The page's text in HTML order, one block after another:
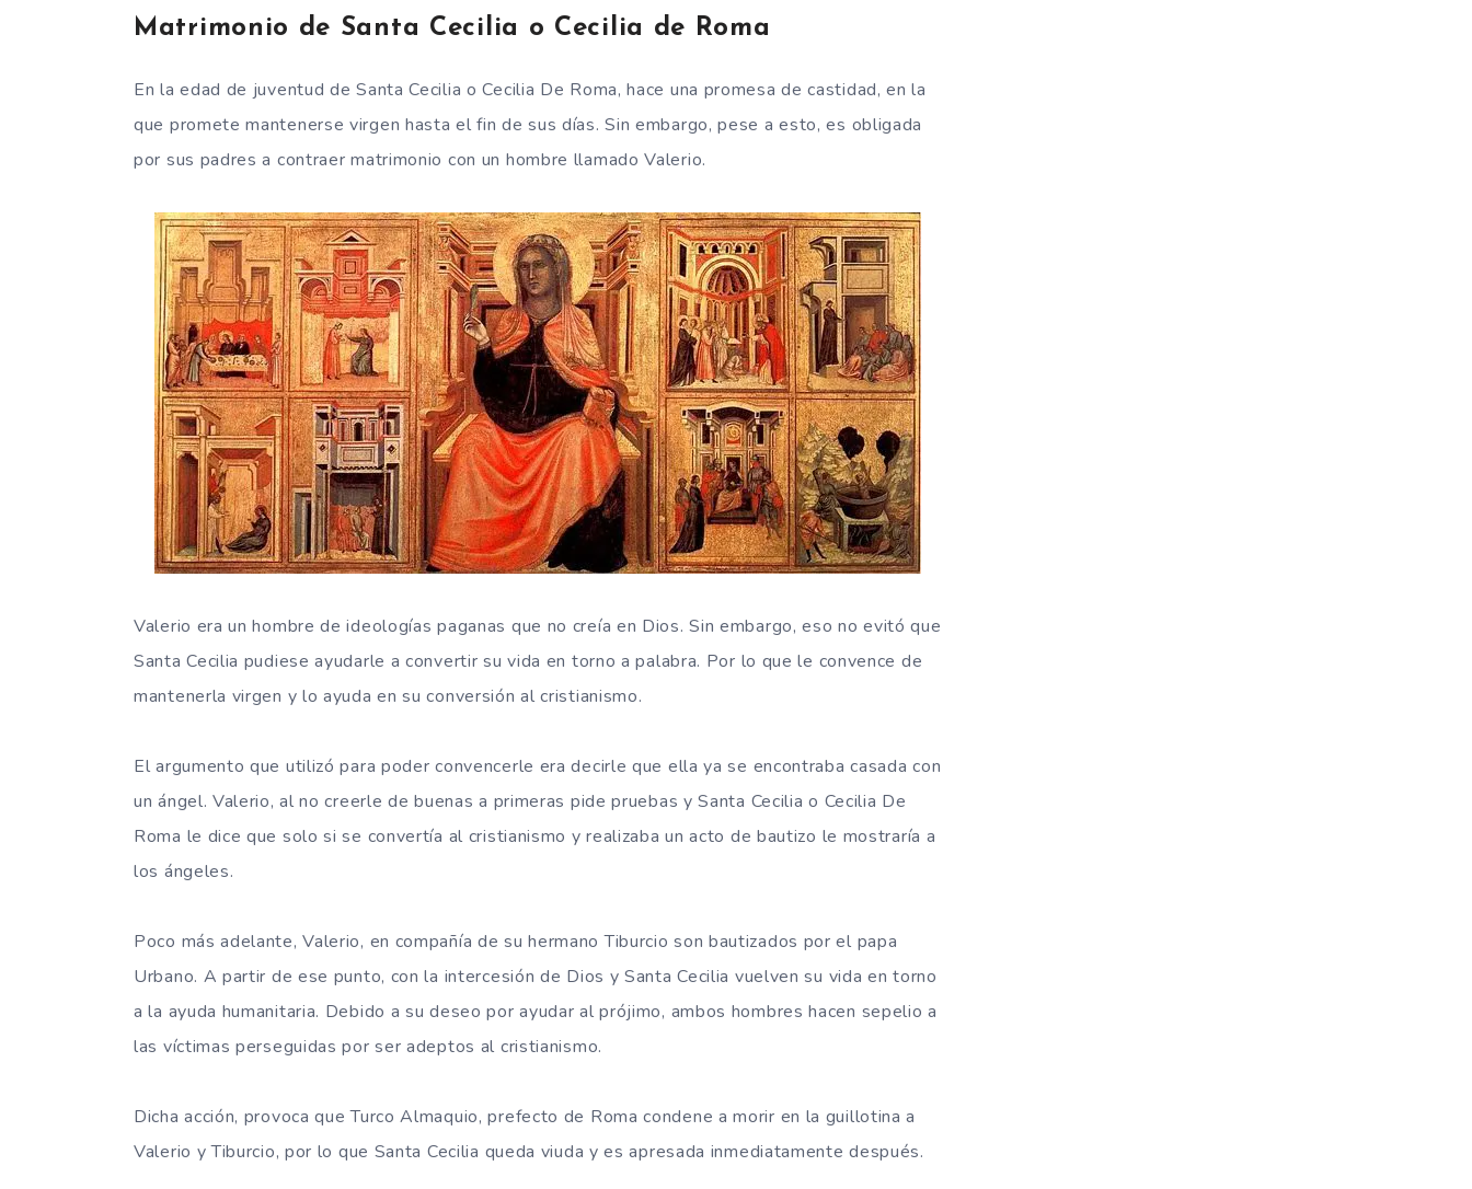
Matrimonio de Santa Cecilia o Cecilia de Roma
En la edad de juventud de Santa Cecilia o Cecilia De Roma, hace una promesa de castidad, en la
que promete mantenerse virgen hasta el fin de sus días. Sin embargo, pese a esto, es obligada
por sus padres a contraer matrimonio con un hombre llamado Valerio.
Valerio era un hombre de ideologías paganas que no creía en Dios. Sin embargo, eso no evitó que
Santa Cecilia pudiese ayudarle a convertir su vida en torno a palabra. Por lo que le convence de
mantenerla virgen y lo ayuda en su conversión al cristianismo.
El argumento que utilizó para poder convencerle era decirle que ella ya se encontraba casada con
un ángel. Valerio, al no creerle de buenas a primeras pide pruebas y Santa Cecilia o Cecilia De
Roma le dice que solo si se convertía al cristianismo y realizaba un acto de bautizo le mostraría a
los ángeles.
Poco más adelante, Valerio, en compañía de su hermano Tiburcio son bautizados por el papa
Urbano. A partir de ese punto, con la intercesión de Dios y Santa Cecilia vuelven su vida en torno
a la ayuda humanitaria. Debido a su deseo por ayudar al prójimo, ambos hombres hacen sepelio a
las víctimas perseguidas por ser adeptos al cristianismo.
Dicha acción, provoca que Turco Almaquio, prefecto de Roma condene a morir en la guillotina a
Valerio y Tiburcio, por lo que Santa Cecilia queda viuda y es apresada inmediatamente después.